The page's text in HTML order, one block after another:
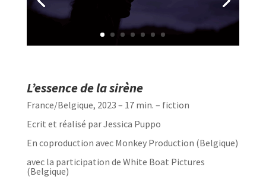
L’essence de la sirène
France/Belgique, 2023 – 17 min. – fiction
Ecrit et réalisé par Jessica Puppo
En coproduction avec Monkey Production (Belgique)
avec la participation de White Boat Pictures
(Belgique)